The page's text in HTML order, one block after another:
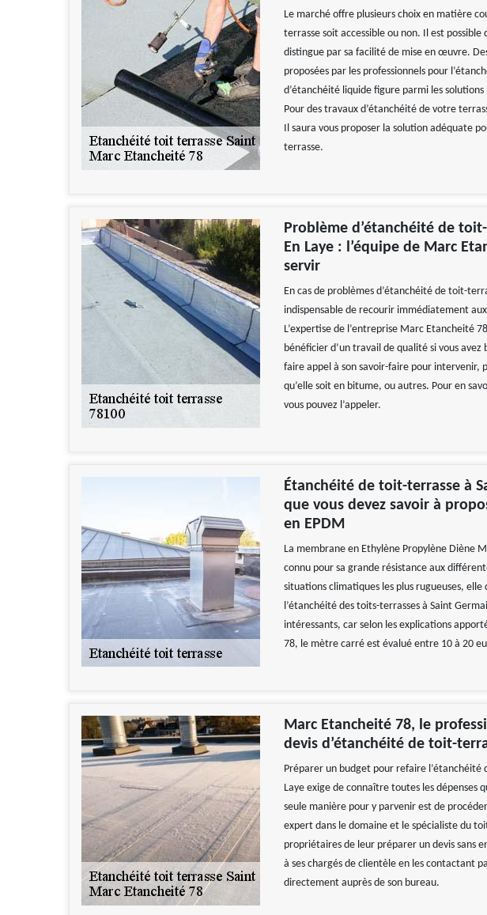
Le marché offre plusieurs choix en matière
terrasse soit accessible ou non. Il est
distingue par sa facilité de mise en œuvre.
proposées par les professionnels pour
d’étanchéité liquide figure parmi les
Pour des travaux d’étanchéité de votre
Il saura vous proposer la solution adéquate
terrasse.
Problème d’étanchéité de
En Laye : l’équipe de Marc
servir
En cas de problèmes d’étanchéité de toit-
indispensable de recourir immédiatement
L’expertise de l’entreprise Marc Etancheité
bénéficier d’un travail de qualité si vous avez
faire appel à son savoir-faire pour intervenir,
qu’elle soit en bitume, ou autres. Pour en
vous pouvez l’appeler.
Étanchéité de toit-terrasse à
que vous devez savoir à
en EPDM
La membrane en Ethylène Propylène Diène
connu pour sa grande résistance aux
situations climatiques les plus rugueuses,
l’étanchéité des toits-terrasses à Saint
intéressants, car selon les explications
78, le mètre carré est évalué entre 10 à 20
Marc Etancheité 78, le
devis d’étanchéité de toit-
Préparer un budget pour refaire l’étanchéité
Laye exige de connaître toutes les dépenses
seule manière pour y parvenir est de
expert dans le domaine et le spécialiste du
propriétaires de leur préparer un devis sans
à ses chargés de clientèle en les contactant
directement auprès de son bureau.